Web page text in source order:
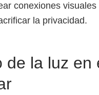
conexiones visuales
la privacidad.
de la luz en